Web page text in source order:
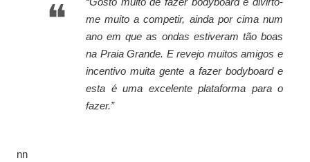
me muito a competir, ainda por cima num
ano em que as ondas estiveram tão boas
na Praia Grande. E revejo muitos amigos e
incentivo muita gente a fazer bodyboard e
esta é uma excelente plataforma para o
fazer.”
nn